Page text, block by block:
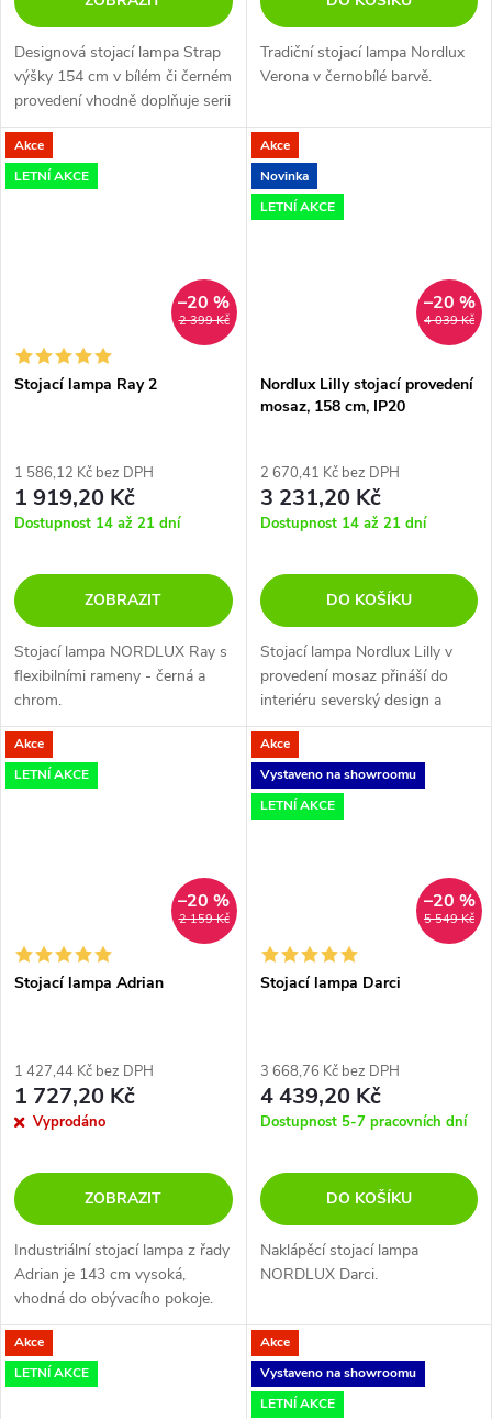
Designová stojací lampa Strap
výšky 154 cm v bílém či černém
provedení vhodně doplňuje serii
Strap. Netradiční kombinace
kovu a koženého pásku
zaručuje jedinečnost. Průměr...
Tradiční stojací lampa Nordlux
Verona v černobílé barvě.
Akce
LETNÍ AKCE
2 399 Kč
–20 %
Stojací lampa Ray 2
1 586,12 Kč bez DPH
1 919,20 Kč
Dostupnost 14 až 21 dní
ZOBRAZIT
Stojací lampa NORDLUX Ray s
flexibilními rameny - černá a
chrom.
Akce
Novinka
LETNÍ AKCE
4 039 Kč
–20 %
Nordlux Lilly stojací provedení
mosaz, 158 cm, IP20
2 670,41 Kč bez DPH
3 231,20 Kč
Dostupnost 14 až 21 dní
DO KOŠÍKU
Stojací lampa Nordlux Lilly v
provedení mosaz přináší do
interiéru severský design a
osvětlení se třemi stínítky.
Svítidlo o výšce 158 cm
disponuje krytím IP20, závitem
E14 a...
Akce
LETNÍ AKCE
2 159 Kč
–20 %
Stojací lampa Adrian
1 427,44 Kč bez DPH
1 727,20 Kč
Vyprodáno
ZOBRAZIT
Industriální stojací lampa z řady
Adrian je 143 cm vysoká,
vhodná do obývacího pokoje.
Stínítko je ke stojné noze
připevněno křídlovými šrouby a
lze jej nastavit potřebným...
Akce
Vystaveno na showroomu
LETNÍ AKCE
5 549 Kč
–20 %
Stojací lampa Darci
3 668,76 Kč bez DPH
4 439,20 Kč
Dostupnost 5-7 pracovních dní
DO KOŠÍKU
Naklápěcí stojací lampa
NORDLUX Darci.
Akce
LETNÍ AKCE
Akce
Vystaveno na showroomu
LETNÍ AKCE